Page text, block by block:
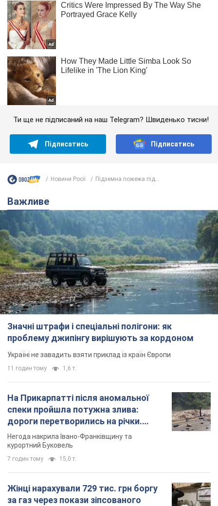
Ти ще не підписаний на наш Telegram? Швиденько тисни!
Підписатись Підписатись
Новини Росії Підземна пожежа під...
Важливе
Значні штрафи і спеціальні полігони: як
проблему джипінгу вирішують за кордоном
Україні не завадить взяти приклад із країн Європи
11 годин тому 1,6 т.
На Прикарпатті після аномальної
спеки пройшла потужна злива:
дороги перетворились на річки.
Відео
Негода накрила Івано-Франківщину та
курортний Буковель
7 годин тому 15,0 т.
Жінці нарахували 729 тис. грн боргу
за газ через покази зіпсованого